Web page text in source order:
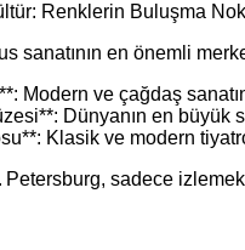
Renklerin Buluşma
sanatının en önemli
Modern ve çağdaş
Dünyanın en
Klasik ve modern
Petersburg, sadece